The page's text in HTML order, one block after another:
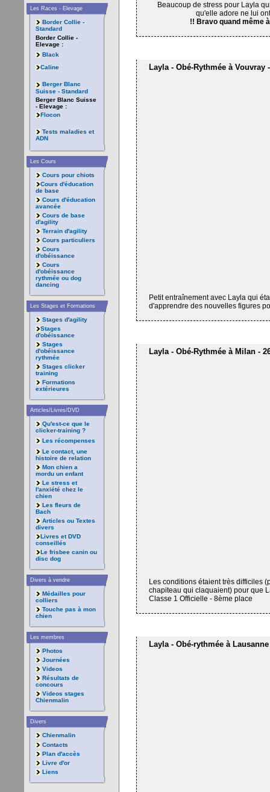
Les Races - Elevage
Border Collie -
Standard
Border Collie -
Elevage :
Black
Caline
Berger Blanc
Suisse - Standard
Berger Blanc Suisse
- Elevage :
Flocon
Tests maladies et
ADN
Les Cours
Cours pour chiots
Cours d'éducation
de base
Cours d'éducation
avancée
Cours de base
d'agility
Terrain d'agility
Cours particuliers
Cours
d'obéissance
Cours
d'obéissance
rythmée ou dog
dancing
Les Stages et Formations
Stages d'agility
Stages
d'obéissance
Stages
d'obéissance
rythmée
Stages clicker
training
Formations
extérieures
Articles/Livres/DVD
Qu'est-ce que le
clicker-training ?
Les récompenses
Le contact, une
histoire de relation
Mon chien a
mordu un enfant
Le stress et
l'anxiété chez le
chien
Les fleurs de
Bach
Articles ou Textes
divers
Livres et DVD
conseillés
Le frisbee canin ou
disc dog
Divers à vendre
Médailles pour
colliers
Touche pas à mon
chien
Les membres
Photos
Journées
Videos
Résultats de
concours
Videos stages
Chienmalin
Divers
Chienmalin
Contacts
Plan d'accès
Livre d'or
Liens
Beaucoup de stress pour Layla
qu'elle adore ne lui
!! Bravo quand même
Layla - Obé-Rythmée à Vouvray
Petit entraînement avec Layla qui
d'apprendre des nouvelles figures
Layla - Obé-Rythmée à Milan -
Les conditions étaient très difficiles
chapiteau qui claquaient) pour que
Classe 1 Officielle - 8ème place
Layla - Obé-rythmée à